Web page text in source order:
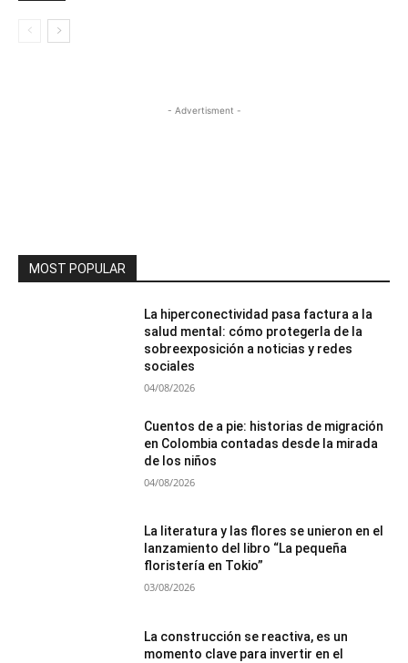
- Advertisment -
MOST POPULAR
La hiperconectividad pasa factura a la
salud mental: cómo protegerla de la
sobreexposición a noticias y redes
sociales
04/08/2026
Cuentos de a pie: historias de migración
en Colombia contadas desde la mirada
de los niños
04/08/2026
La literatura y las flores se unieron en el
lanzamiento del libro “La pequeña
floristería en Tokio”
03/08/2026
La construcción se reactiva, es un
momento clave para invertir en el